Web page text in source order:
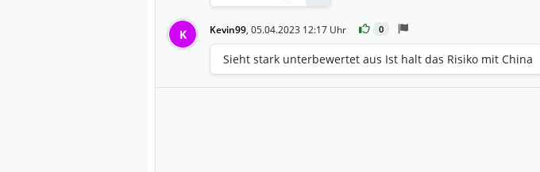
K Kevin99, 05.04.2023 12:17 Uhr 0
Sieht stark unterbewertet aus Ist halt das Risiko mit China